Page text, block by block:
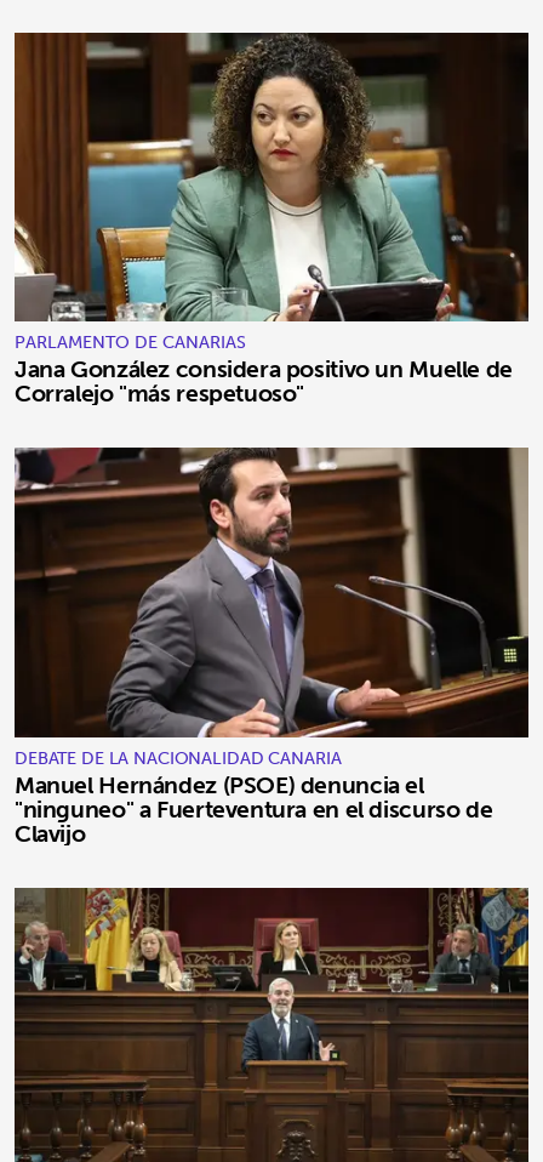
PARLAMENTO DE CANARIAS
Jana González considera positivo un Muelle de
Corralejo "más respetuoso"
DEBATE DE LA NACIONALIDAD CANARIA
Manuel Hernández (PSOE) denuncia el
"ninguneo" a Fuerteventura en el discurso de
Clavijo